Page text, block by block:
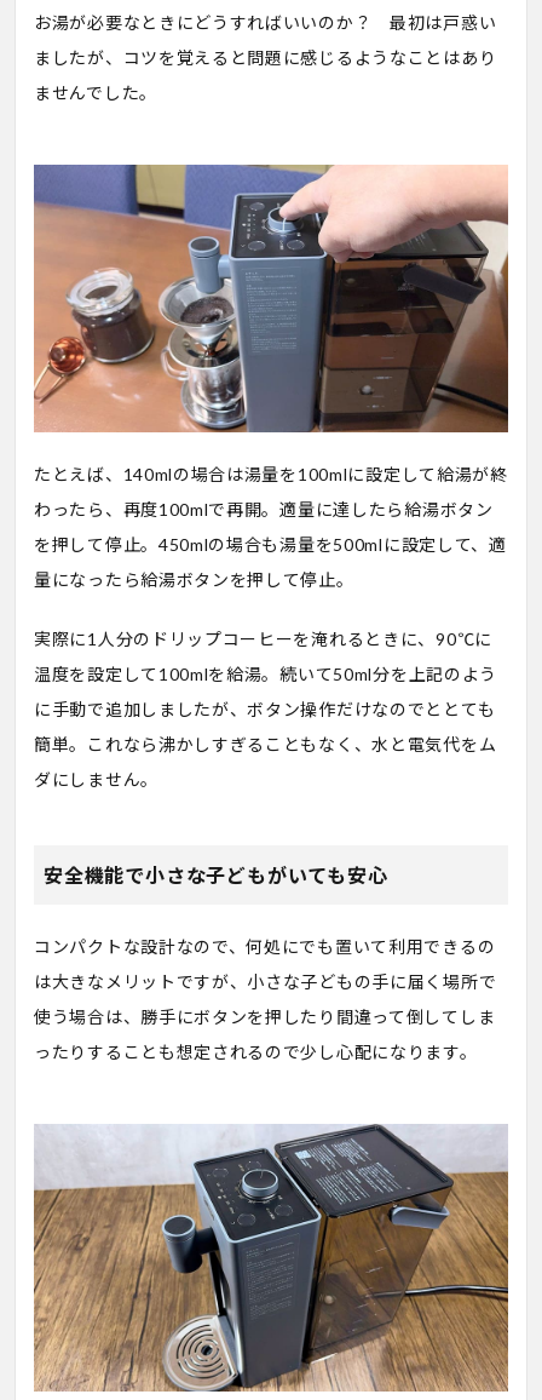
お湯が必要なときにどうすればいいのか？ 最初は戸惑い
ましたが、コツを覚えると問題に感じるようなことはあり
ませんでした。
たとえば、140mlの場合は湯量を100mlに設定して給湯が終
わったら、再度100mlで再開。適量に達したら給湯ボタン
を押して停止。450mlの場合も湯量を500mlに設定して、適
量になったら給湯ボタンを押して停止。
実際に1人分のドリップコーヒーを淹れるときに、90℃に
温度を設定して100mlを給湯。続いて50ml分を上記のよう
に手動で追加しましたが、ボタン操作だけなのでととても
簡単。これなら沸かしすぎることもなく、水と電気代をム
ダにしません。
安全機能で小さな子どもがいても安心
コンパクトな設計なので、何処にでも置いて利用できるの
は大きなメリットですが、小さな子どもの手に届く場所で
使う場合は、勝手にボタンを押したり間違って倒してしま
ったりすることも想定されるので少し心配になります。